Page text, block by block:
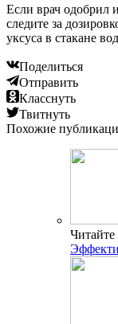
Если врач одобрил
следите за
уксуса в стакане
Поделиться
Отправить
Класснуть
Твитнуть
Похожие
Читайте